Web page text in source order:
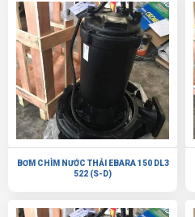
BƠM CHÌM NƯỚC THẢI EBARA 150 DL3
522 (S-D)